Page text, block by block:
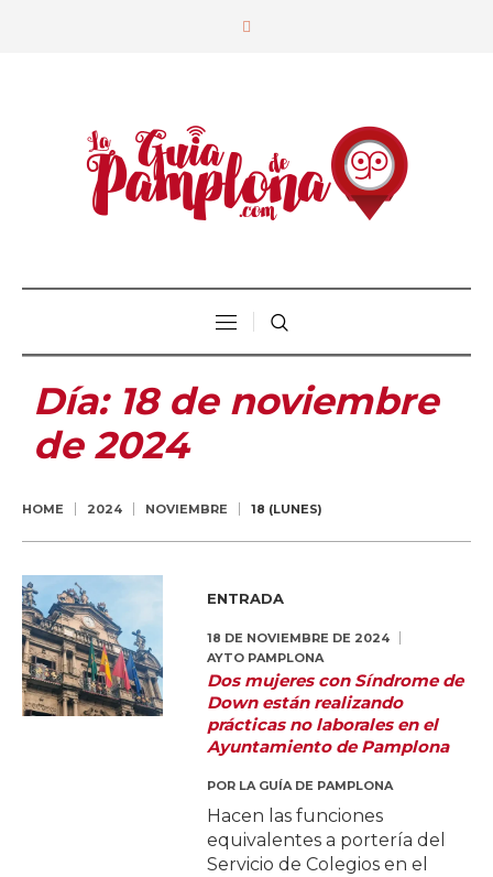
Día: 18 de noviembre
de 2024
HOME 2024 NOVIEMBRE 18 (LUNES)
ENTRADA
18 DE NOVIEMBRE DE 2024
AYTO PAMPLONA
Dos mujeres con Síndrome de
Down están realizando
prácticas no laborales en el
Ayuntamiento de Pamplona
POR LA GUÍA DE PAMPLONA
Hacen las funciones
equivalentes a portería del
Servicio de Colegios en el